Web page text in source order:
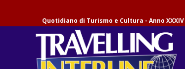
Quotidiano di Turismo e Cultura - Anno XXXIV